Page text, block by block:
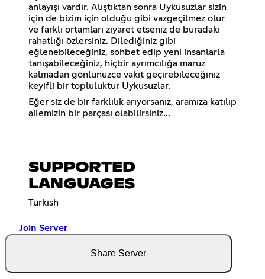
anlayışı vardır. Alıştıktan sonra Uykusuzlar sizin
için de bizim için olduğu gibi vazgeçilmez olur
ve farklı ortamları ziyaret etseniz de buradaki
rahatlığı özlersiniz. Dilediğiniz gibi
eğlenebileceğiniz, sohbet edip yeni insanlarla
tanışabileceğiniz, hiçbir ayrımcılığa maruz
kalmadan gönlünüzce vakit geçirebileceğiniz
keyifli bir topluluktur Uykusuzlar.
Eğer siz de bir farklılık arıyorsanız, aramıza katılıp
ailemizin bir parçası olabilirsiniz...
SUPPORTED
LANGUAGES
Turkish
Join Server
Share Server